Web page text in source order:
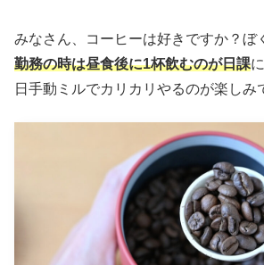
みなさん、コーヒーは好きですか？ぼ
勤務の時は昼食後に1杯飲むのが日課
日手動ミルでカリカリやるのが楽しみ